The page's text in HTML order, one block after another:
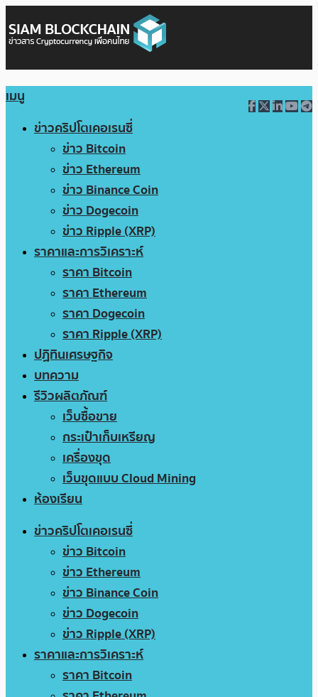
เมนู
ข่าวคริปโตเคอเรนซี่
ข่าว Bitcoin
ข่าว Ethereum
ข่าว Binance Coin
ข่าว Dogecoin
ข่าว Ripple (XRP)
ราคาและการวิเคราะห์
ราคา Bitcoin
ราคา Ethereum
ราคา Dogecoin
ราคา Ripple (XRP)
ปฏิทินเศรษฐกิจ
บทความ
รีวิวผลิตภัณฑ์
เว็บซื้อขาย
กระเป๋าเก็บเหรียญ
เครื่องขุด
เว็บขุดแบบ Cloud Mining
ห้องเรียน
ข่าวคริปโตเคอเรนซี่
ข่าว Bitcoin
ข่าว Ethereum
ข่าว Binance Coin
ข่าว Dogecoin
ข่าว Ripple (XRP)
ราคาและการวิเคราะห์
ราคา Bitcoin